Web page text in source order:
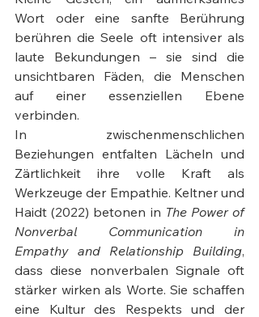
Wort oder eine sanfte Berührung
berühren die Seele oft intensiver als
laute Bekundungen – sie sind die
unsichtbaren Fäden, die Menschen
auf einer essenziellen Ebene
verbinden.
In zwischenmenschlichen
Beziehungen entfalten Lächeln und
Zärtlichkeit ihre volle Kraft als
Werkzeuge der Empathie. Keltner und
Haidt (2022) betonen in The Power of
Nonverbal Communication in
Empathy and Relationship Building,
dass diese nonverbalen Signale oft
stärker wirken als Worte. Sie schaffen
eine Kultur des Respekts und der